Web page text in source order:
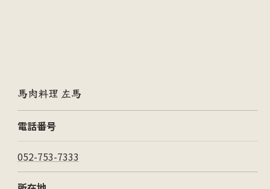
馬肉料理 左馬
電話番号
052-753-7333